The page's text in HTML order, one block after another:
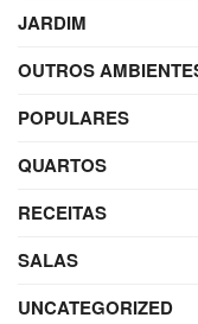
JARDIM
OUTROS
POPULARES
QUARTOS
RECEITAS
SALAS
UNCATEGORIZED